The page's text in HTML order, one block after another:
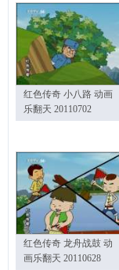
红色传奇 小八路 动画
乐翻天 20110702
红色传奇 龙舟战鼓 动
画乐翻天 20110628